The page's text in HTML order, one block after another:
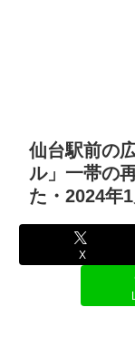
仙台駅前の
ル」一帯の
た・2024年1
X